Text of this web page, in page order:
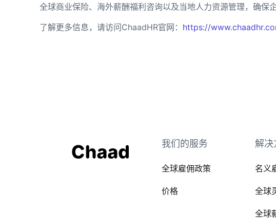
全球商业保险、海外薪酬福利咨询以及当地人力资源管理，确保
了解更多信息，请访问ChaadHR官网： https://
我们的服务
全球雇佣政策
价格
解决
名义
全球
全球